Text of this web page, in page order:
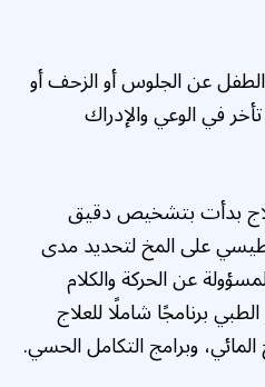
عن الجلوس أو الزحف أو
في الوعي والإدراك
بدأت بتشخيص دقيق
على المخ لتحديد مدى
عن الحركة والكلام
برنامجًا شاملًا للعلاج
وبرامج التكامل الحسي.